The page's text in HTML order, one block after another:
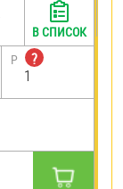
P
?
1
В СПИСОК